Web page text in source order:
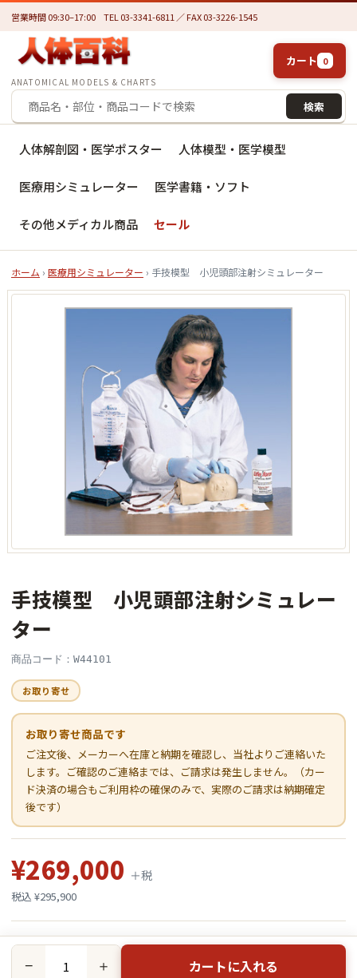
営業時間 09:30–17:00 TEL 03-3341-6811 ／ FAX 03-3226-1545
ANATOMICAL MODELS & CHARTS
検索
カート 0
人体解剖図・医学ポスター 人体模型・医学模型
医療用シミュレーター 医学書籍・ソフト
その他メディカル商品 セール
ホーム › 医療用シミュレーター › 手技模型 小児頭部注射シミュレーター
手技模型 小児頭部注射シミュレー
ター
商品コード：W44101
お取り寄せ
お取り寄せ商品です
ご注文後、メーカーへ在庫と納期を確認し、当社よりご連絡いた
します。ご確認のご連絡までは、ご請求は発生しません。（カー
ド決済の場合もご利用枠の確保のみで、実際のご請求は納期確定
後です）
¥269,000 ＋税
税込 ¥295,900
− ＋ カートに入れる